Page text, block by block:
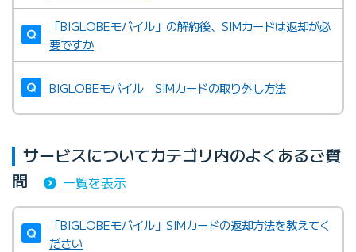
「BIGLOBEモバイル」の解約後、SIMカードは返却が必
要ですか
BIGLOBEモバイル SIMカードの取り外し方法
サービスについてカテゴリ内のよくあるご質
問
一覧を表示
「BIGLOBEモバイル」SIMカードの返却方法を教えてく
ださい